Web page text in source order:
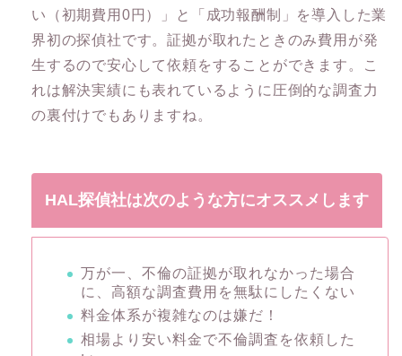
い（初期費用0円）」と「成功報酬制」を導入した業
界初の探偵社です。証拠が取れたときのみ費用が発
生するので安心して依頼をすることができます。こ
れは解決実績にも表れているように圧倒的な調査力
の裏付けでもありますね。
HAL探偵社は次のような方にオススメします
万が一、不倫の証拠が取れなかった場合
に、高額な調査費用を無駄にしたくない
料金体系が複雑なのは嫌だ！
相場より安い料金で不倫調査を依頼した